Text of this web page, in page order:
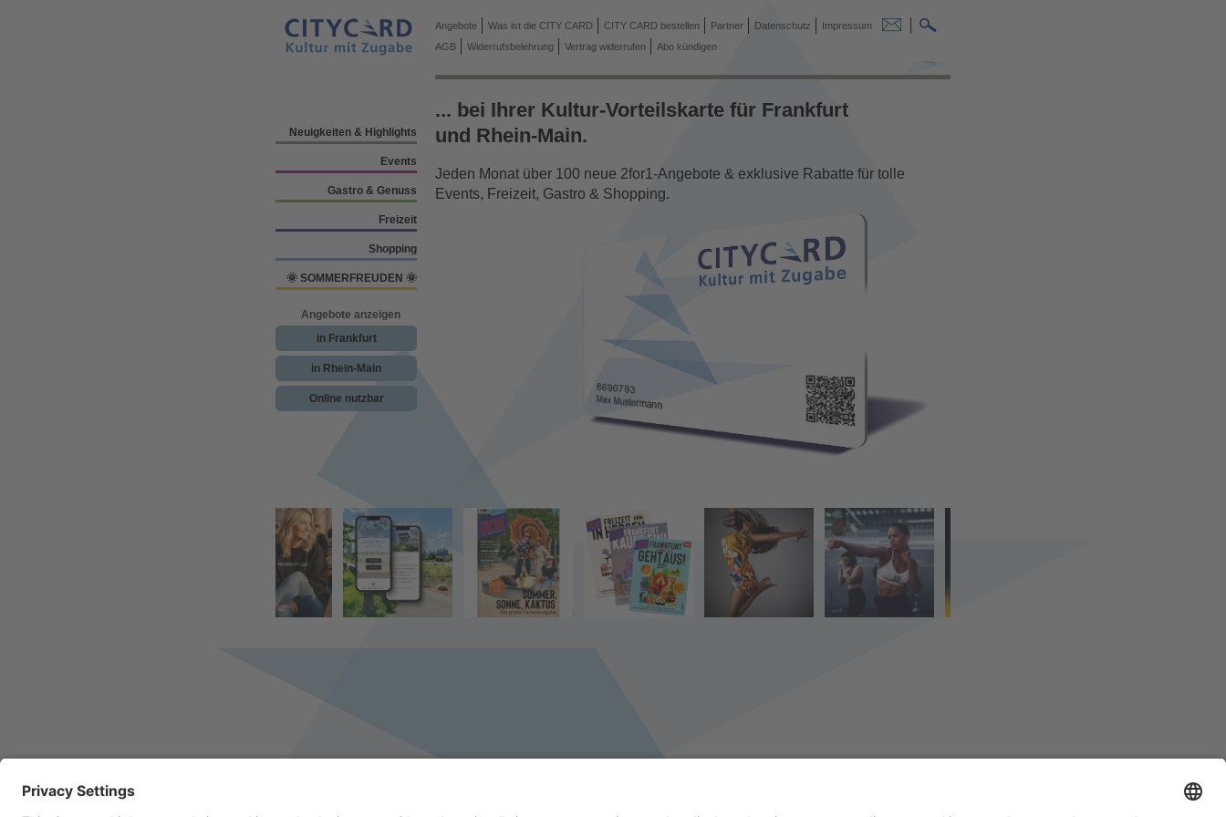
Neuigkeiten & Highlights
Events
Gastro & Genuss
Freizeit
Shopping
🌞 SOMMERFREUDEN 🌞
Angebote anzeigen
in Frankfurt
in Rhein-Main
Online nutzbar
Angebote Was ist die CITY CARD CITY CARD bestellen Partner Datenschutz
Impressum
AGB
Widerrufsbelehrung Vertrag widerrufen Abo kündigen
... bei Ihrer Kultur-Vorteilskarte für Frankfurt
und Rhein-Main.
Jeden Monat über 100 neue 2for1-Angebote & exklusive Rabatte für tolle
Events, Freizeit, Gastro & Shopping.